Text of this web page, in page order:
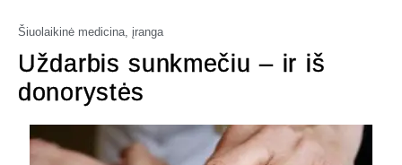
Šiuolaikinė medicina, įranga
Uždarbis sunkmečiu – ir iš
donorystės